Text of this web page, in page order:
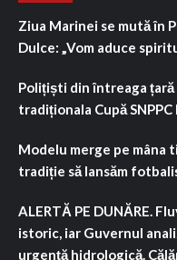
Ziua Marinei se mută în
Dulce: „Vom aduce
Polițiști din întreaga
tradiționala Cupă
Modelu merge pe mâna
tradiție să lansăm
ALERTĂ PE DUNĂRE.
istoric, iar Guvernul
urgență hidrologică.